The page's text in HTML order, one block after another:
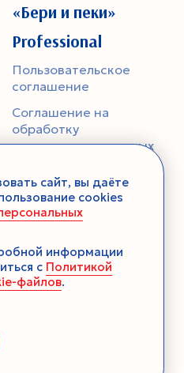
«Бери и пеки»
Professional
Пользовательское
соглашение
Соглашение на
обработку
персональных данных
конфиденциальности
сайт, вы даёте
cookies
информации
с Политикой
файлов.